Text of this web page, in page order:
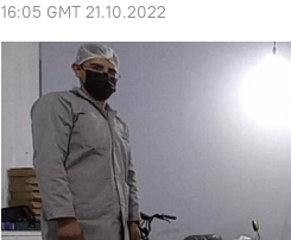
16:05 GMT 21.10.2022